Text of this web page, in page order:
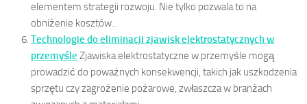
elementem strategii rozwoju. Nie tylko pozwala to na
obniżenie kosztów...
Technologie do eliminacji zjawisk elektrostatycznych w
przemyśle Zjawiska elektrostatyczne w przemyśle mogą
prowadzić do poważnych konsekwencji, takich jak uszkodzenia
sprzętu czy zagrożenie pożarowe, zwłaszcza w branżach